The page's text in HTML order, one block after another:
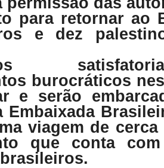
para retornar ao
e dez
burocráticos
e serão
Embaixada
viagem de
que conta